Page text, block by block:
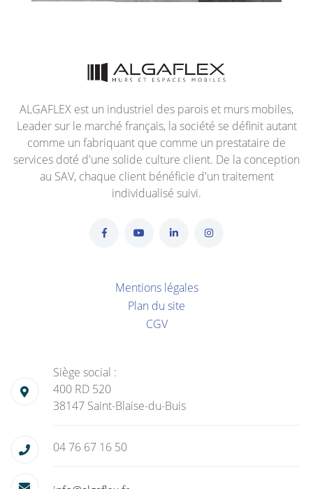
ALGAFLEX est un industriel des parois et murs mobiles,
Leader sur le marché français, la société se définit autant
comme un fabriquant que comme un prestataire de
services doté d'une solide culture client. De la conception
au SAV, chaque client bénéficie d'un traitement
individualisé suivi.
Mentions légales
Plan du site
CGV
Siège social :
400 RD 520
38147 Saint-Blaise-du-Buis
04 76 67 16 50